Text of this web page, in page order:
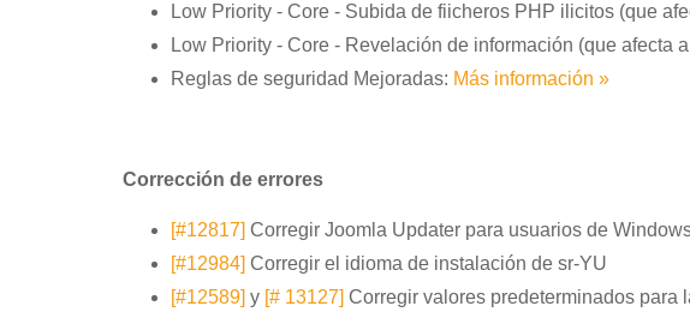
Low Priority - Core - Subida de fiicheros PHP ilicitos (que
Low Priority - Core - Revelación de información (que afecta
Reglas de seguridad Mejoradas: Más información »
Corrección de errores
[#12817] Corregir Joomla Updater para usuarios de
[#12984] Corregir el idioma de instalación de sr-YU
[#12589] y [# 13127] Corregir valores predeterminados para